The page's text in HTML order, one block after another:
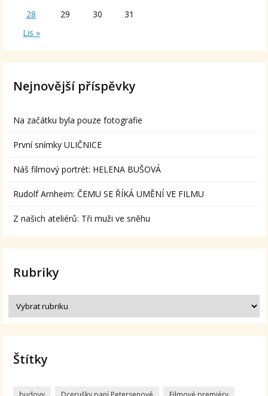
28 29 30
31
Lis »
Nejnovější příspěvky
Na začátku byla pouze fotografie
První snímky ULIČNICE
Náš filmový portrét: HELENA BUŠOVÁ
Rudolf Arnheim: ČEMU SE ŘÍKÁ UMĚNÍ VE FILMU
Z našich ateliérů: Tři muži ve sněhu
Rubriky
Štítky